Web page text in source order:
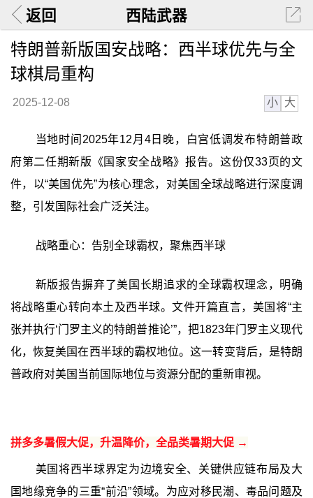
返回 西陆武器
特朗普新版国安战略：西半球优先与全
球棋局重构
2025-12-08 小 大
当地时间2025年12月4日晚，白宫低调发布特朗普政
府第二任期新版《国家安全战略》报告。这份仅33页的文
件，以“美国优先”为核心理念，对美国全球战略进行深度调
整，引发国际社会广泛关注。
战略重心：告别全球霸权，聚焦西半球
新版报告摒弃了美国长期追求的全球霸权理念，明确
将战略重心转向本土及西半球。文件开篇直言，美国将“主
张并执行‘门罗主义的特朗普推论’”，把1823年门罗主义现代
化，恢复美国在西半球的霸权地位。这一转变背后，是特朗
普政府对美国当前国际地位与资源分配的重新审视。
拼多多暑假大促，升温降价，全品类暑期大促 →
美国将西半球界定为边境安全、关键供应链布局及大
国地缘竞争的三重“前沿”领域。为应对移民潮、毒品问题及